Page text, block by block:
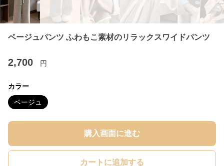
ベージュパンツ ふわもこ素材のリラックスワイドパンツ
2,700 円
カラー
ベージュ
購入画面に進む
カートに追加する